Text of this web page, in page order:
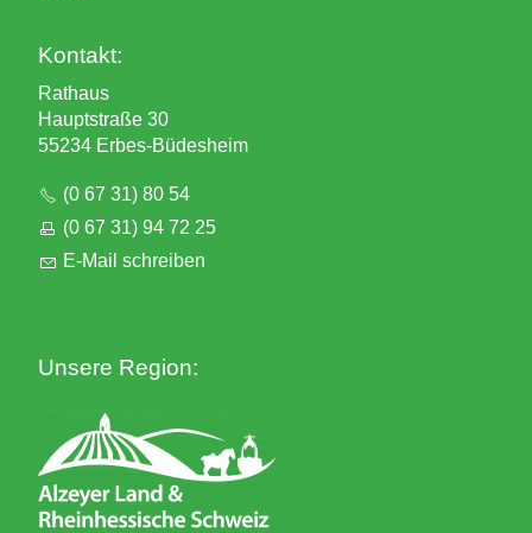
Kontakt:
Rathaus
Hauptstraße 30
55234 Erbes-Büdesheim
(0 67 31) 80 54
(0 67 31) 94 72 25
E-Mail schreiben
Unsere Region: